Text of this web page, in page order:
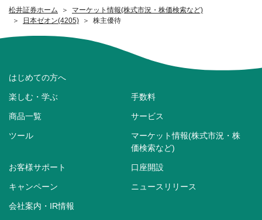
松井証券ホーム
マーケット情報(株式市況・株価検索など)
日本ゼオン(4205)
株主優待
はじめての方へ
楽しむ・学ぶ 手数料
商品一覧 サービス
ツール
マーケット情報(株式市況・株
価検索など)
お客様サポート 口座開設
キャンペーン ニュースリリース
会社案内・IR情報